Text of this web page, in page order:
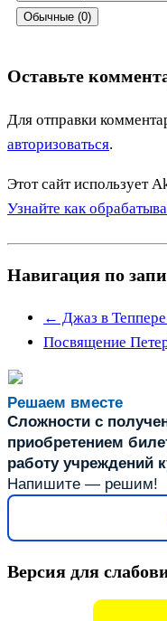
Обычные (0)
Оставьте
Для отправки
авторизоваться.
Этот сайт использует
Узнайте как
Навигация по
← Джаз в
Посвящение
Решаем вместе
Сложности с
приобретением
работу учреждений
Напишите — решим!
Версия для